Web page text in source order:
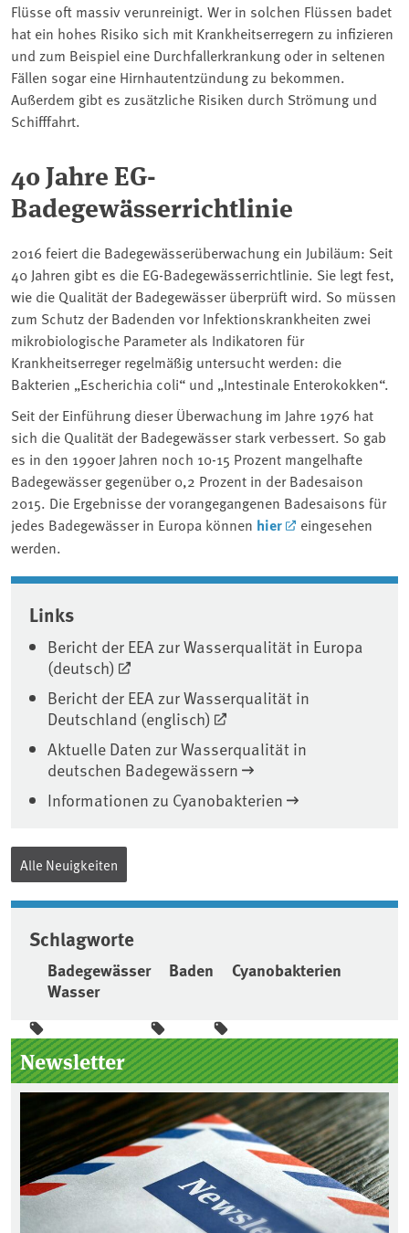
Flüsse oft massiv verunreinigt. Wer in solchen Flüssen badet
hat ein hohes Risiko sich mit Krankheitserregern zu infizieren
und zum Beispiel eine Durchfallerkrankung oder in seltenen
Fällen sogar eine Hirnhautentzündung zu bekommen.
Außerdem gibt es zusätzliche Risiken durch Strömung und
Schifffahrt.
40 Jahre EG-
Badegewässerrichtlinie
2016 feiert die Badegewässerüberwachung ein Jubiläum: Seit
40 Jahren gibt es die EG-Badegewässerrichtlinie. Sie legt fest,
wie die Qualität der Badegewässer überprüft wird. So müssen
zum Schutz der Badenden vor Infektionskrankheiten zwei
mikrobiologische Parameter als Indikatoren für
Krankheitserreger regelmäßig untersucht werden: die
Bakterien „Escherichia coli“ und „Intestinale Enterokokken“.
Seit der Einführung dieser Überwachung im Jahre 1976 hat
sich die Qualität der Badegewässer stark verbessert. So gab
es in den 1990er Jahren noch 10-15 Prozent mangelhafte
Badegewässer gegenüber 0,2 Prozent in der Badesaison
2015. Die Ergebnisse der vorangegangenen Badesaisons für
jedes Badegewässer in Europa können hier
eingesehen
werden.
Associated content
Links
Bericht der EEA zur Wasserqualität in Europa
(deutsch)
Bericht der EEA zur Wasserqualität in
Deutschland (englisch)
Aktuelle Daten zur Wasserqualität in
deutschen Badegewässern
Informationen zu Cyanobakterien
Alle Neuigkeiten
Schlagworte
Badegewässer Baden
Cyanobakterien
Wasser
Seitenleiste
Newsletter